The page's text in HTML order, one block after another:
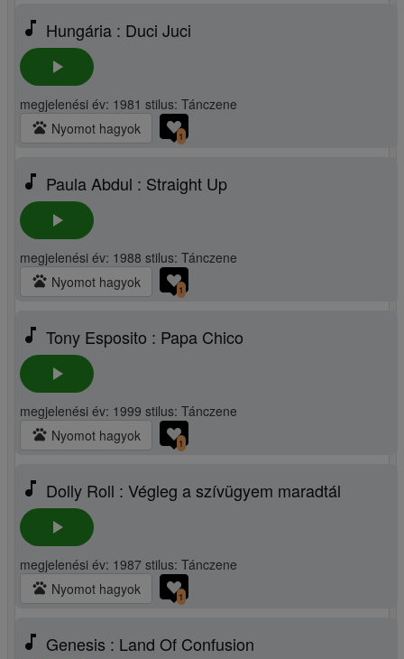
music_note Hungária : Duci Juci
play_arrow
megjelenési év: 1981 stilus: Tánczene
pets Nyomot hagyok 1
music_note Paula Abdul : Straight Up
play_arrow
megjelenési év: 1988 stilus: Tánczene
pets Nyomot hagyok 1
music_note Tony Esposito : Papa Chico
play_arrow
megjelenési év: 1999 stilus: Tánczene
pets Nyomot hagyok 1
music_note Dolly Roll : Végleg a szívügyem maradtál
play_arrow
megjelenési év: 1987 stilus: Tánczene
pets Nyomot hagyok 1
music_note Genesis : Land Of Confusion